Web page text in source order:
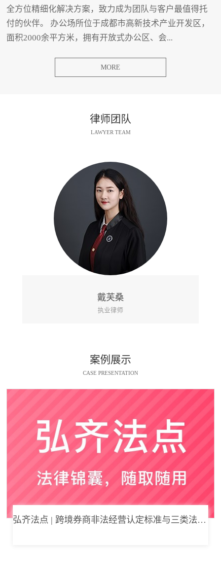
全方位精细化解决方案，致力成为团队与客户最值得托
付的伙伴。 办公场所位于成都市高新技术产业开发区，
面积2000余平方米，拥有开放式办公区、会...
MORE
律师团队
LAWYER TEAM
黄山
执业律师
案例展示
CASE PRESENTATION
弘齐法点 | 跨境券商非法经营认定标准与三类法律风险边界